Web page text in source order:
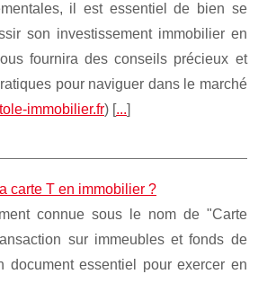
il est essentiel de bien se
son investissement immobilier en
fournira des conseils précieux et
pour naviguer dans le marché
immobilier.fr) [...]
carte T en immobilier ?
connue sous le nom de "Carte
sur immeubles et fonds de
document essentiel pour exercer en